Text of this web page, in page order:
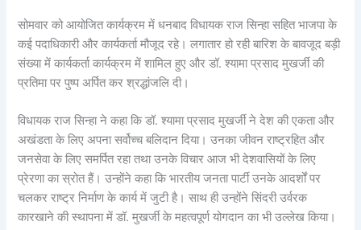
सोमवार को आयोजित कार्यक्रम में धनबाद विधायक राज सिन्हा सहित भाजपा के
कई पदाधिकारी और कार्यकर्ता मौजूद रहे। लगातार हो रही बारिश के बावजूद बड़ी
संख्या में कार्यकर्ता कार्यक्रम में शामिल हुए और डॉ. श्यामा प्रसाद मुखर्जी की
प्रतिमा पर पुष्प अर्पित कर श्रद्धांजलि दी।
विधायक राज सिन्हा ने कहा कि डॉ. श्यामा प्रसाद मुखर्जी ने देश की एकता और
अखंडता के लिए अपना सर्वोच्च बलिदान दिया। उनका जीवन राष्ट्रहित और
जनसेवा के लिए समर्पित रहा तथा उनके विचार आज भी देशवासियों के लिए
प्रेरणा का स्रोत हैं। उन्होंने कहा कि भारतीय जनता पार्टी उनके आदर्शों पर
चलकर राष्ट्र निर्माण के कार्य में जुटी है। साथ ही उन्होंने सिंदरी उर्वरक
कारखाने की स्थापना में डॉ. मुखर्जी के महत्वपूर्ण योगदान का भी उल्लेख किया।